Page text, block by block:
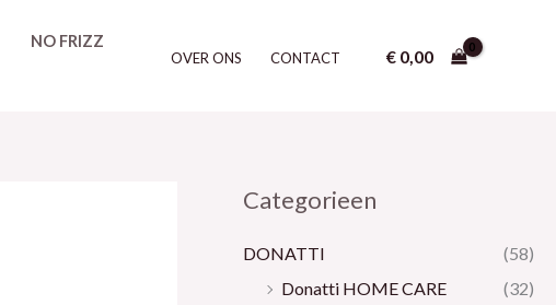
NO FRIZZ
OVER ONS CONTACT €0,00
Categorieen
DONATTI
(58)
Donatti HOME CARE
(32)
n